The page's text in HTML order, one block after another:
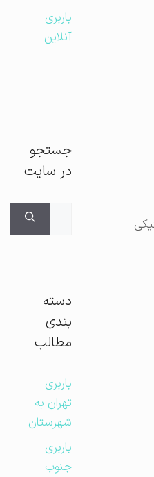
باربری
آنلاین
جستجو
در سایت
دسته
بندی
مطالب
باربری
تهران به
شهرستان
باربری
جنوب